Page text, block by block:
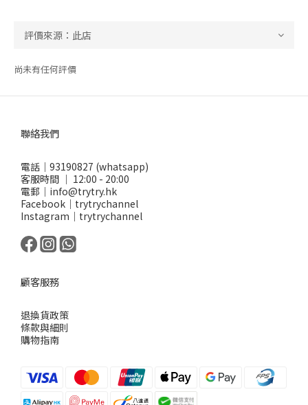
尚未有任何評價
聯絡我們
電話｜93190827 (whatsapp)
客服時間 ｜ 12:00 - 20:00
電郵｜info@trytry.hk
Facebook｜trytrychannel
Instagram｜trytrychannel
顧客服務
退換貨政策
條款與細則
購物指南